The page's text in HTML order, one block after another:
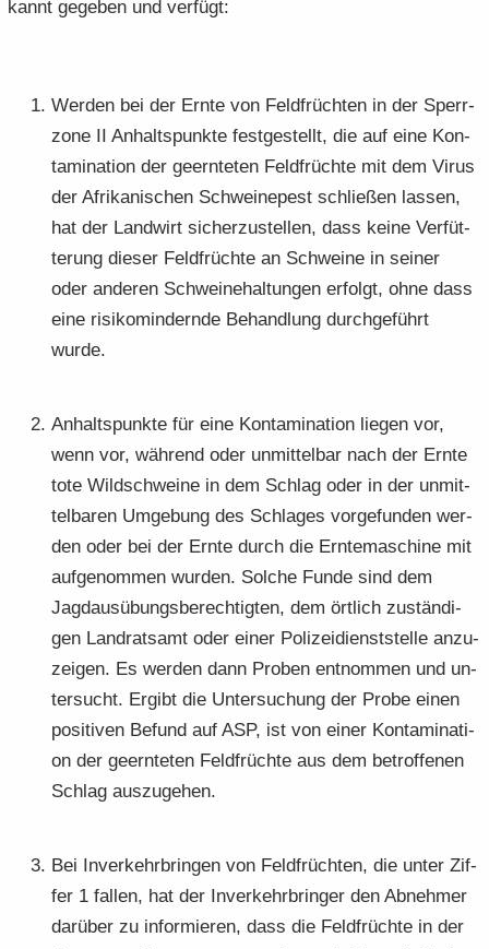
kannt ge­ge­ben und ver­fügt:
Wer­den bei der Ernte von Feld­früch­ten in der Sperr­
zo­ne II An­halts­punk­te fest­ge­stellt, die auf eine Kon­
ta­mi­na­ti­on der ge­ern­te­ten Feld­früch­te mit dem Virus
der Afri­ka­ni­schen Schwei­ne­pest schlie­ßen las­sen,
hat der Land­wirt si­cher­zu­stel­len, dass keine Ver­füt­
te­rung die­ser Feld­früch­te an Schwei­ne in sei­ner
oder an­de­ren Schwei­ne­hal­tun­gen er­folgt, ohne dass
eine ri­si­ko­min­dern­de Be­hand­lung durch­ge­führt
wurde.
An­halts­punk­te für eine Kon­ta­mi­na­ti­on lie­gen vor,
wenn vor, wäh­rend oder un­mit­tel­bar nach der Ernte
tote Wild­schwei­ne in dem Schlag oder in der un­mit­
tel­ba­ren Um­ge­bung des Schla­ges vor­ge­fun­den wer­
den oder bei der Ernte durch die Ern­te­ma­schi­ne mit
auf­ge­nom­men wur­den. Sol­che Funde sind dem
Jagd­aus­übungs­be­rech­tig­ten, dem ört­lich zu­stän­di­
gen Land­rats­amt oder einer Po­li­zei­dienst­stel­le an­zu­
zei­gen. Es wer­den dann Pro­ben ent­nom­men und un­
ter­sucht. Er­gibt die Un­ter­su­chung der Probe einen
po­si­ti­ven Be­fund auf ASP, ist von einer Kon­ta­mi­na­ti­
on der ge­ern­te­ten Feld­früch­te aus dem be­trof­fe­nen
Schlag aus­zu­ge­hen.
Bei In­ver­kehr­brin­gen von Feld­früch­ten, die unter Zif­
fer 1 fal­len, hat der In­ver­kehr­brin­ger den Ab­neh­mer
dar­über zu in­for­mie­ren, dass die Feld­früch­te in der